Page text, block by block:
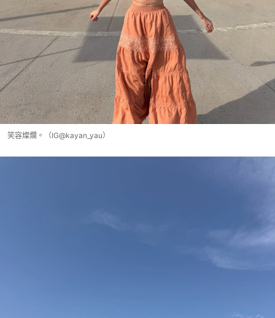
笑容燦爛。（IG@kayan_yau）